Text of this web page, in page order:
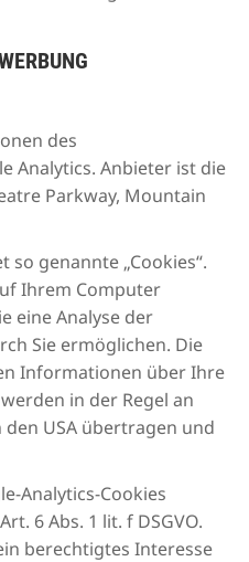
des
Analytics. Anbieter ist die
Parkway, Mountain
so genannte „Cookies“.
Ihrem Computer
eine Analyse der
Sie ermöglichen. Die
Informationen über Ihre
in der Regel an
USA übertragen und
Analytics-Cookies
6 Abs. 1 lit. f DSGVO.
berechtigtes Interesse